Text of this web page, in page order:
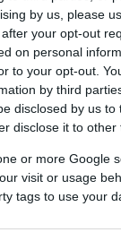
by us, please
your opt-out
on personal
to your opt-out.
by third
disclosed by us
disclose it to other
or more Google
visit or usage
tags to use your
2015 στην
ότι
δει και
αυτό,
να μην μας